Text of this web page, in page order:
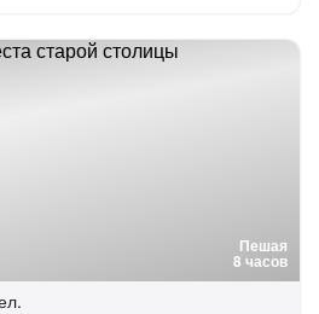
Пешая
8 часов